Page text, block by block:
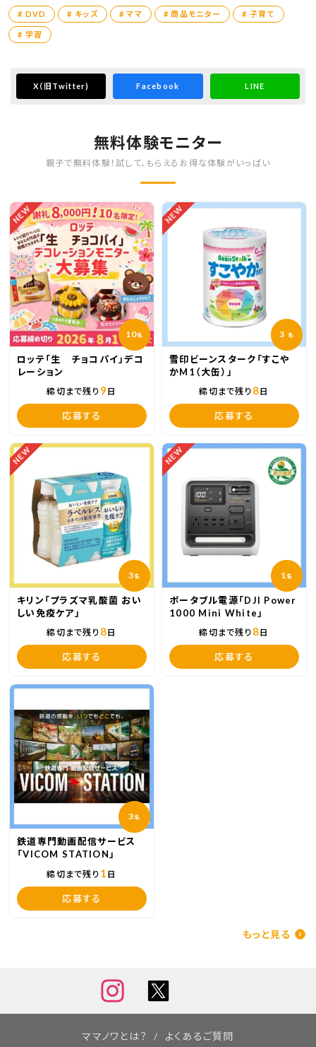
# DVD # キッズ # ママ # 商品モニター # 子育て
# 学習
X （旧Twitter) Facebook LINE
無料体験モニター
親子で無料体験！試して、もらえるお得な体験がいっぱい
NEW
10名
ロッテ「生 チョコパイ」デコ
レーション
締切まで残り 9 日
応募する
NEW
3 名
雪印ビーンスターク「すこや
かM1（大缶）」
締切まで残り 8日
応募する
NEW
3名
キリン「プラズマ乳酸菌 おい
しい免疫ケア」
締切まで残り 8日
応募する
NEW
1 名
ポータブル電源「DJI Power
1000 Mini White」
締切まで残り 8日
応募する
3名
鉄道専門動画配信サービス
「VICOM STATION」
締切まで残り 1 日
応募する
もっと見る
ママノワとは？ よくあるご質問